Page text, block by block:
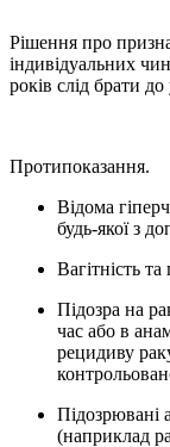
Рішення про
індивідуальних
років слід брати
Протипоказання.
Відома
будь-якої з
Вагітність
Підозра на
час або в
рецидиву
Підозрювані
(наприклад